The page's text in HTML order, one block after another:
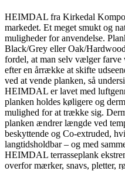
HEIMDAL fra Kirkedal
markedet. Et meget smukt og
muligheder for anvendelse.
Black/Grey eller Oak/
fordel, at man selv vælger farve
efter en årrække at skifte
ved at vende planken, så
HEIMDAL er lavet med
planken holdes køligere og
mulighed for at trække sig.
planken ændrer længde ved
beskyttende og Co-extruded,
langtidsholdbar – og med
HEIMDAL terrasseplank
overfor mærker, snavs, pletter,